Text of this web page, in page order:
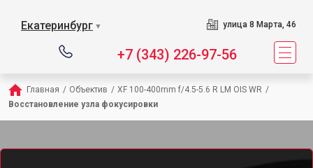
Екатеринбург ▼ улица 8 Марта, 46
+7 (343) 226-97-56
Главная / Объектив / XF 100-400mm f/4.5-5.6 R LM OIS WR /
Восстановление узла фокусировки